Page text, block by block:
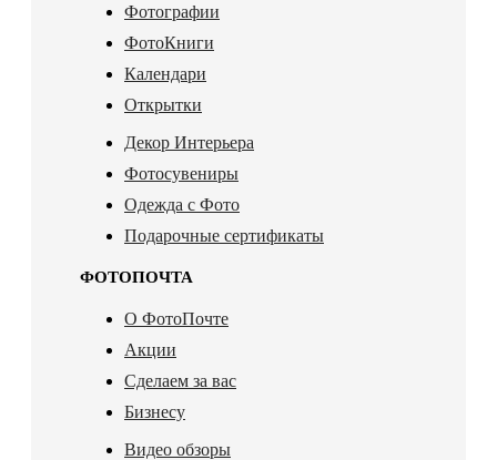
Фотографии
ФотоКниги
Календари
Открытки
Декор Интерьера
Фотосувениры
Одежда с Фото
Подарочные сертификаты
ФОТОПОЧТА
О ФотоПочте
Акции
Сделаем за вас
Бизнесу
Видео обзоры